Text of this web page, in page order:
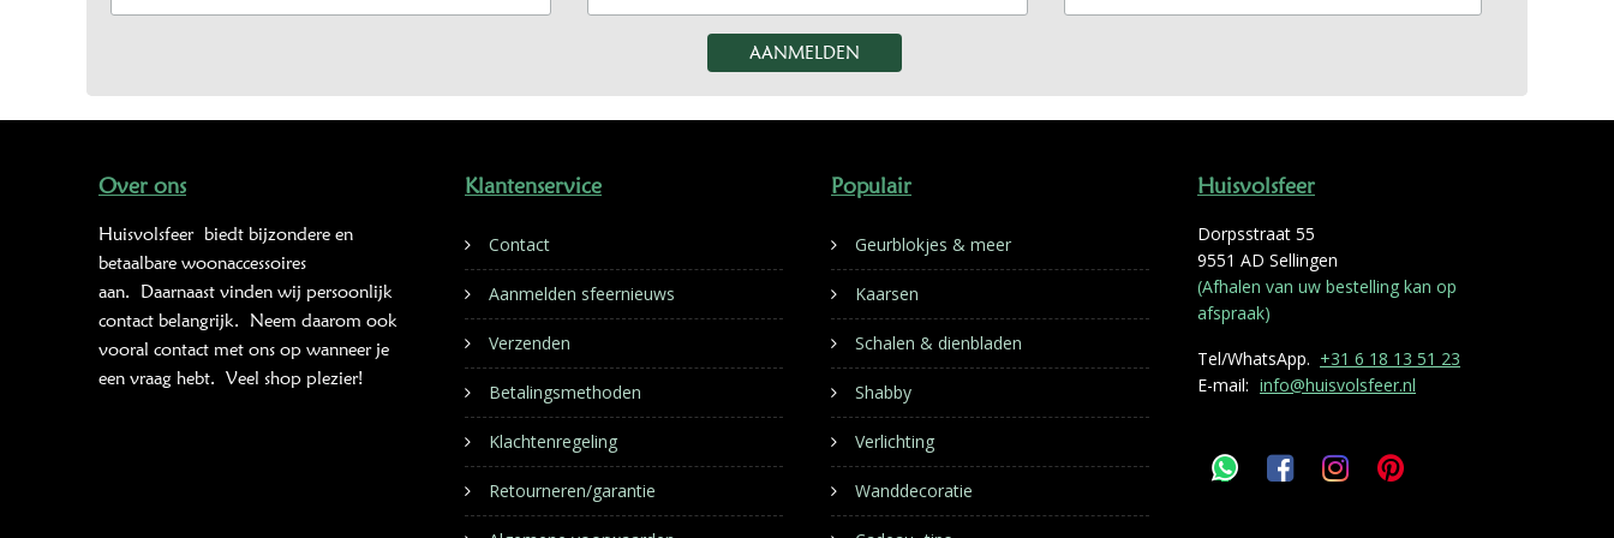
Over ons
Huisvolsfeer biedt bijzondere en
betaalbare woonaccessoires
aan. Daarnaast vinden wij persoonlijk
contact belangrijk. Neem daarom ook
vooral contact met ons op wanneer je
een vraag hebt. Veel shop plezier!
Klantenservice
Contact
Aanmelden sfeernieuws
Verzenden
Betalingsmethoden
Klachtenregeling
Retourneren/garantie
Populair
Geurblokjes & meer
Kaarsen
Schalen & dienbladen
Shabby
Verlichting
Wanddecoratie
Huisvolsfeer
Dorpsstraat 55
9551 AD Sellingen
(Afhalen van uw bestelling kan op
afspraak)
Tel/WhatsApp. +31 6 18 13 51 23
E-mail: info@huisvolsfeer.nl